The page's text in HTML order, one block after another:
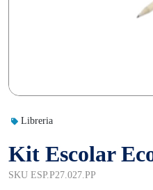
Libreria
Kit Escolar
SKU ESP.P27.027.PP